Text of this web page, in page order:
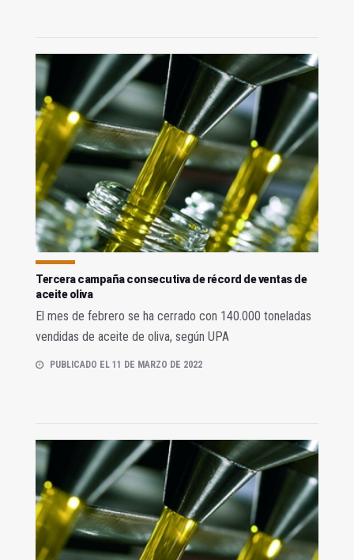
Tercera campaña consecutiva de récord de ventas de
aceite oliva
El mes de febrero se ha cerrado con 140.000 toneladas
vendidas de aceite de oliva, según UPA
PUBLICADO EL 11 DE MARZO DE 2022